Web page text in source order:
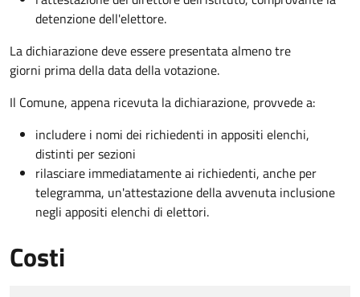
detenzione dell'elettore.
La dichiarazione deve essere presentata almeno tre
giorni prima della data della votazione.
Il Comune, appena ricevuta la dichiarazione, provvede a:
includere i nomi dei richiedenti in appositi elenchi,
distinti per sezioni
rilasciare immediatamente ai richiedenti, anche per
telegramma, un'attestazione della avvenuta inclusione
negli appositi elenchi di elettori.
Costi